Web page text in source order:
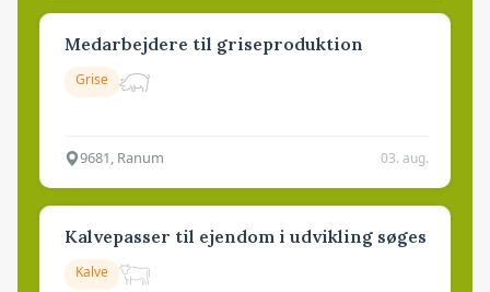
Medarbejdere til griseproduktion
Grise
9681, Ranum 03. aug.
Kalvepasser til ejendom i udvikling søges
Kalve